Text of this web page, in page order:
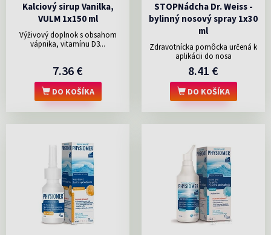
Kalciový sirup Vanilka,
VULM 1x150 ml
Výživový doplnok s obsahom
vápnika, vitamínu D3...
7.36 €
DO KOŠÍKA
STOPNádcha Dr. Weiss -
bylinný nosový spray 1x30
ml
Zdravotnícka pomôcka určená k
aplikácii do nosa
8.41 €
DO KOŠÍKA